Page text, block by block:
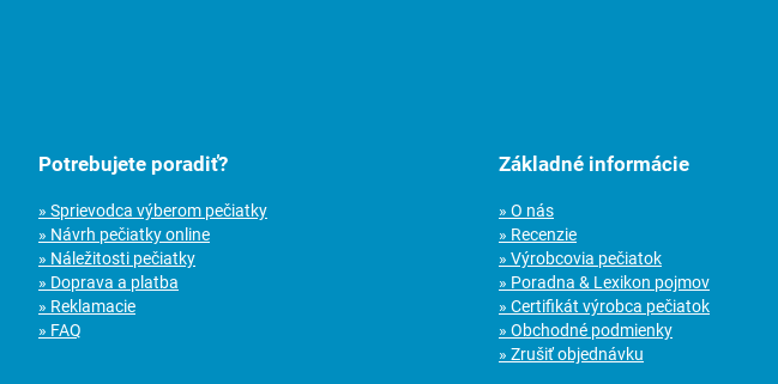
Potrebujete poradiť?
» Sprievodca výberom pečiatky
» Návrh pečiatky online
» Náležitosti pečiatky
» Doprava a platba
» Reklamacie
» FAQ
Základné informácie
» O nás
» Recenzie
» Výrobcovia pečiatok
» Poradna & Lexikon pojmov
» Certifikát výrobca pečiatok
» Obchodné podmienky
» Zrušiť objednávku